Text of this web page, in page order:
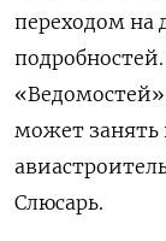
переходом на
«Ведомостей»
может занять
Слюсарь.